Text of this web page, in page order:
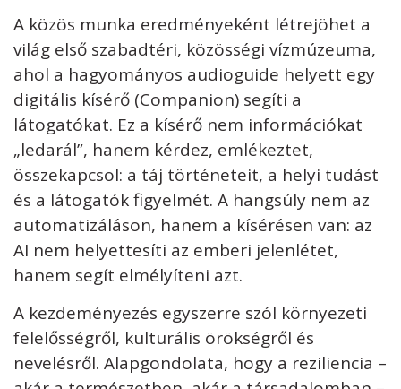
A közös munka eredményeként létrejöhet a
világ első szabadtéri, közösségi vízmúzeuma,
ahol a hagyományos audioguide helyett egy
digitális kísérő (Companion) segíti a
látogatókat. Ez a kísérő nem információkat
„ledarál”, hanem kérdez, emlékeztet,
összekapcsol: a táj történeteit, a helyi tudást
és a látogatók figyelmét. A hangsúly nem az
automatizáláson, hanem a kísérésen van: az
AI nem helyettesíti az emberi jelenlétet,
hanem segít elmélyíteni azt.
A kezdeményezés egyszerre szól környezeti
felelősségről, kulturális örökségről és
nevelésről. Alapgondolata, hogy a reziliencia –